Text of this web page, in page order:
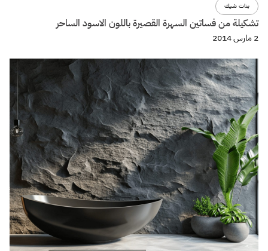
بنات شيك
تشكيلة من فساتين السهرة القصيرة باللون الاسود الساحر
2 مارس 2014